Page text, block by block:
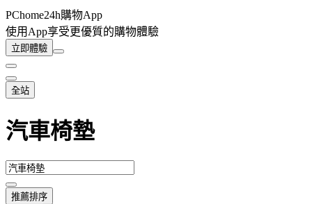
PChome24h購物App
使用App享受更優質的購物體驗
立即體驗
全站
汽車椅墊
推薦排序